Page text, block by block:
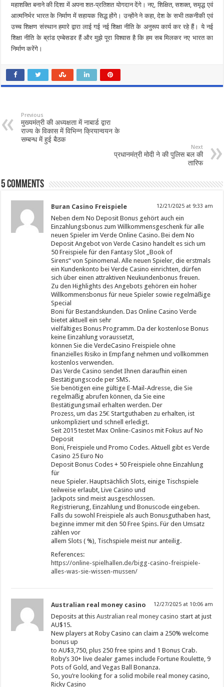
महाशक्ति बनाने की दिशा में अपना शत-प्रतिशत योगदान देंगे। नए, शिक्षित, सशक्त, समृद्ध एवं
आत्मनिर्भर भारत के निर्माण में सहायक सिद्ध होंगे। उन्होंने ने कहा, देश के सभी तकनीकी एवं
उच्च शिक्षण संस्थान हमारे द्वारा लाई गई नई शिक्षा नीति के अनुरूप कार्य कर रहे हैं। ये नई
शिक्षा नीति के ब्रांड एम्बेसडर हैं और मुझे पूरा विश्वास है कि हम सब मिलकर नए भारत का
निर्माण करेंगे।
Previous
मुख्यमंत्री की अध्यक्षता में नाबार्ड द्वारा
राज्य के विकास में विभिन्न क्रियान्वयन के
सम्बन्ध में हुई बैठक
Next
प्रधानमंत्री मोदी ने की पुलिस बल की
तारिफ
5 comments
Buran Casino Freispiele 12/21/2025 at 9:33 am
Neben dem No Deposit Bonus gehört auch ein
Einzahlungsbonus zum Willkommensgeschenk für alle
neuen Spieler im Verde Online Casino. Bei dem No
Deposit Angebot von Verde Casino handelt es sich um
50 Freispiele für den Fantasy Slot „Book of
Sirens“ von Spinomenal. Alle neuen Spieler, die erstmals
ein Kundenkonto bei Verde Casino einrichten, dürfen
sich über einen attraktiven Neukundenbonus freuen.
Zu den Highlights des Angebots gehören ein hoher
Willkommensbonus für neue Spieler sowie regelmäßige
Special
Boni für Bestandskunden. Das Online Casino Verde
bietet aktuell ein sehr
vielfältiges Bonus Programm. Da der kostenlose Bonus
keine Einzahlung voraussetzt,
können Sie die VerdeCasino Freispiele ohne
finanzielles Risiko in Empfang nehmen und vollkommen
kostenlos verwenden.
Das Verde Casino sendet Ihnen daraufhin einen
Bestätigungscode per SMS.
Sie benötigen eine gültige E-Mail-Adresse, die Sie
regelmäßig abrufen können, da Sie eine
Bestätigungsmail erhalten werden. Der
Prozess, um das 25€ Startguthaben zu erhalten, ist
unkompliziert und schnell erledigt.
Seit 2015 testet Max Online-Casinos mit Fokus auf No
Deposit
Boni, Freispiele und Promo Codes. Aktuell gibt es Verde
Casino 25 Euro No
Deposit Bonus Codes + 50 Freispiele ohne Einzahlung
für
neue Spieler. Hauptsächlich Slots, einige Tischspiele
teilweise erlaubt, Live Casino und
Jackpots sind meist ausgeschlossen.
Registrierung, Einzahlung und Bonuscode eingeben.
Falls du sowohl Freispiele als auch Bonusguthaben hast,
beginne immer mit den 50 Free Spins. Für den Umsatz
zählen vor
allem Slots ( %), Tischspiele meist nur anteilig.
References:
https://online-spielhallen.de/bigg-casino-freispiele-
alles-was-sie-wissen-mussen/
Australian real money casino 12/27/2025 at 10:06 am
Deposits at thisAustralian real money casino start at just
AU$15.
New players at Roby Casino can claim a 250% welcome
bonus up
to AU$3,750, plus 250 free spins and 1 Bonus Crab.
Roby’s 30+ live dealer games include Fortune Roulette, 9
Pots of Gold, and Vegas Ball Bonanza.
So, you’re looking for a solid mobile real money casino,
Ricky Casino